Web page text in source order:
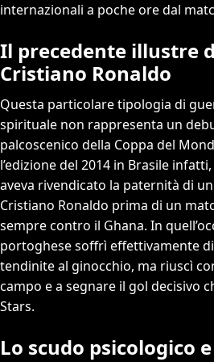
internazionali a poche ore dal
Il precedente illustre
Cristiano Ronaldo
Questa particolare tipologia di
spirituale non rappresenta un
palcoscenico della Coppa del
l’edizione del 2014 in Brasile
aveva rivendicato la paternità di
Cristiano Ronaldo prima di un
sempre contro il Ghana. In
portoghese soffrì effettivamente
tendinite al ginocchio, ma riuscì
campo e a segnare il gol decisivo
Stars.
Lo scudo psicologico